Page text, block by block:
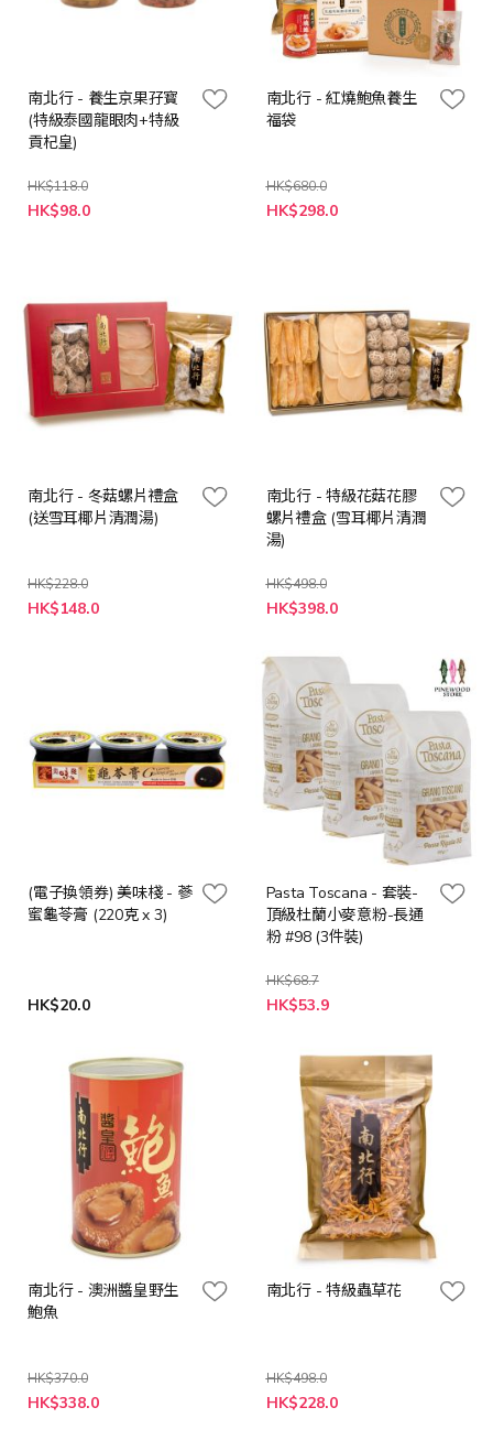
南北行 - 養生京果孖寳
(特級泰國龍眼肉+特級
貢杞皇)
HK$118.0
特
殊
HK$98.0
南北行 - 紅燒鮑魚養生
福袋
HK$680.0
特
殊
HK$298.0
南北行 - 冬菇螺片禮盒
(送雪耳椰片清潤湯)
HK$228.0
特
殊
HK$148.0
南北行 - 特級花菇花膠
螺片禮盒 (雪耳椰片清潤
湯)
HK$498.0
特
殊
HK$398.0
(電子換領券) 美味棧 - 蔘
蜜龜苓膏 (220克 x 3)
HK$20.0
Pasta Toscana - 套裝-
頂級杜蘭小麥意粉-長通
粉 #98 (3件裝)
HK$68.7
特
殊
HK$53.9
南北行 - 澳洲醬皇野生
鮑魚
HK$370.0
特
殊
HK$338.0
南北行 - 特級蟲草花
HK$498.0
特
殊
HK$228.0